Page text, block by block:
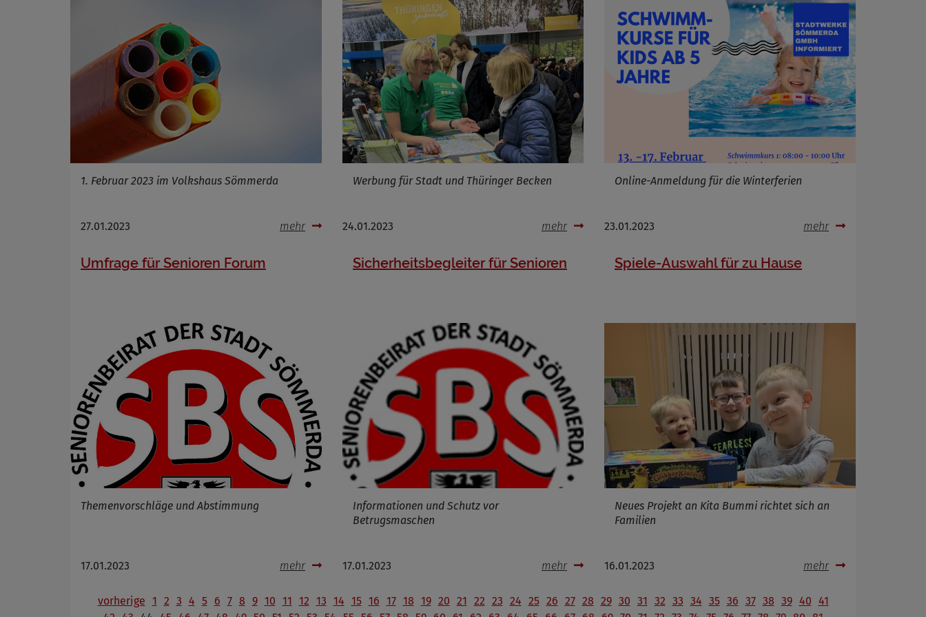
1. Februar 2023 im Volkshaus Sömmerda
27.01.2023 mehr
Werbung für Stadt und Thüringer Becken
24.01.2023 mehr
Online-Anmeldung für die Winterferien
23.01.2023 mehr
Umfrage für Senioren Forum
Themenvorschläge und Abstimmung
17.01.2023 mehr
Sicherheitsbegleiter für Senioren
Informationen und Schutz vor
Betrugsmaschen
17.01.2023 mehr
Spiele-Auswahl für zu Hause
Neues Projekt an Kita Bummi richtet sich an
Familien
16.01.2023 mehr
vorherige 1 2 3 4 5 6 7 8 9 10 11 12 13 14 15 16 17 18 19 20 21 22 23 24 25 26 27 28 29 30 31 32 33 34 35 36 37 38 39 40 41
Infos schließen